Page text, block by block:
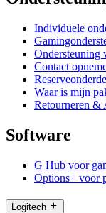
Individuele
Ondersteuning
Contact
Waar is mijn
Retourneren &
Software
G Hub voor
Options+ voor
Logitech